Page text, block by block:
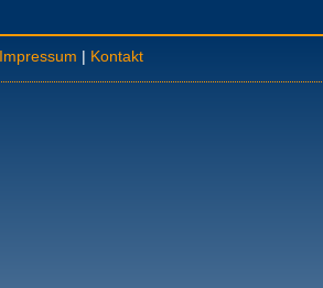
Impressum | Kontakt